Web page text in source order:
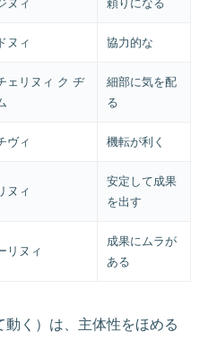
ヌィ 頼りになる
ヌィ 協力的な
ェリヌィ ク ヂ
細部に気を配
る
ヴィ 機転が利く
ヌィ
安定して成果
を出す
リヌィ
成果にムラが
ある
く）は、主体性をほめる